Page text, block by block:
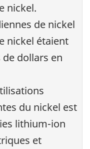
nickel.
de nickel
nickel étaient
dollars en
du nickel est
lithium-ion
et